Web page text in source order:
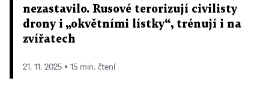
nezastavilo. Rusové terorizují civilisty
drony i „okvětními lístky“, trénují i na
zvířatech
21. 11. 2025 ▪ 15 min. čtení